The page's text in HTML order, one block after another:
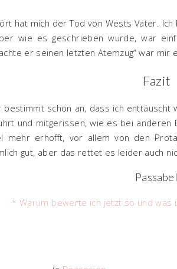
hat mich der Tod von Wests Vater.
wie es geschrieben wurde, war
er seinen letzten Atemzug“ war mir
Fazit
bestimmt schon an, dass ich enttäuscht
und mitgerissen, wie es bei anderen
mehr erhofft, vor allem von den
gut, aber das rettet es leider auch
Passabel
* Warum bewerte ich jetzt so und was